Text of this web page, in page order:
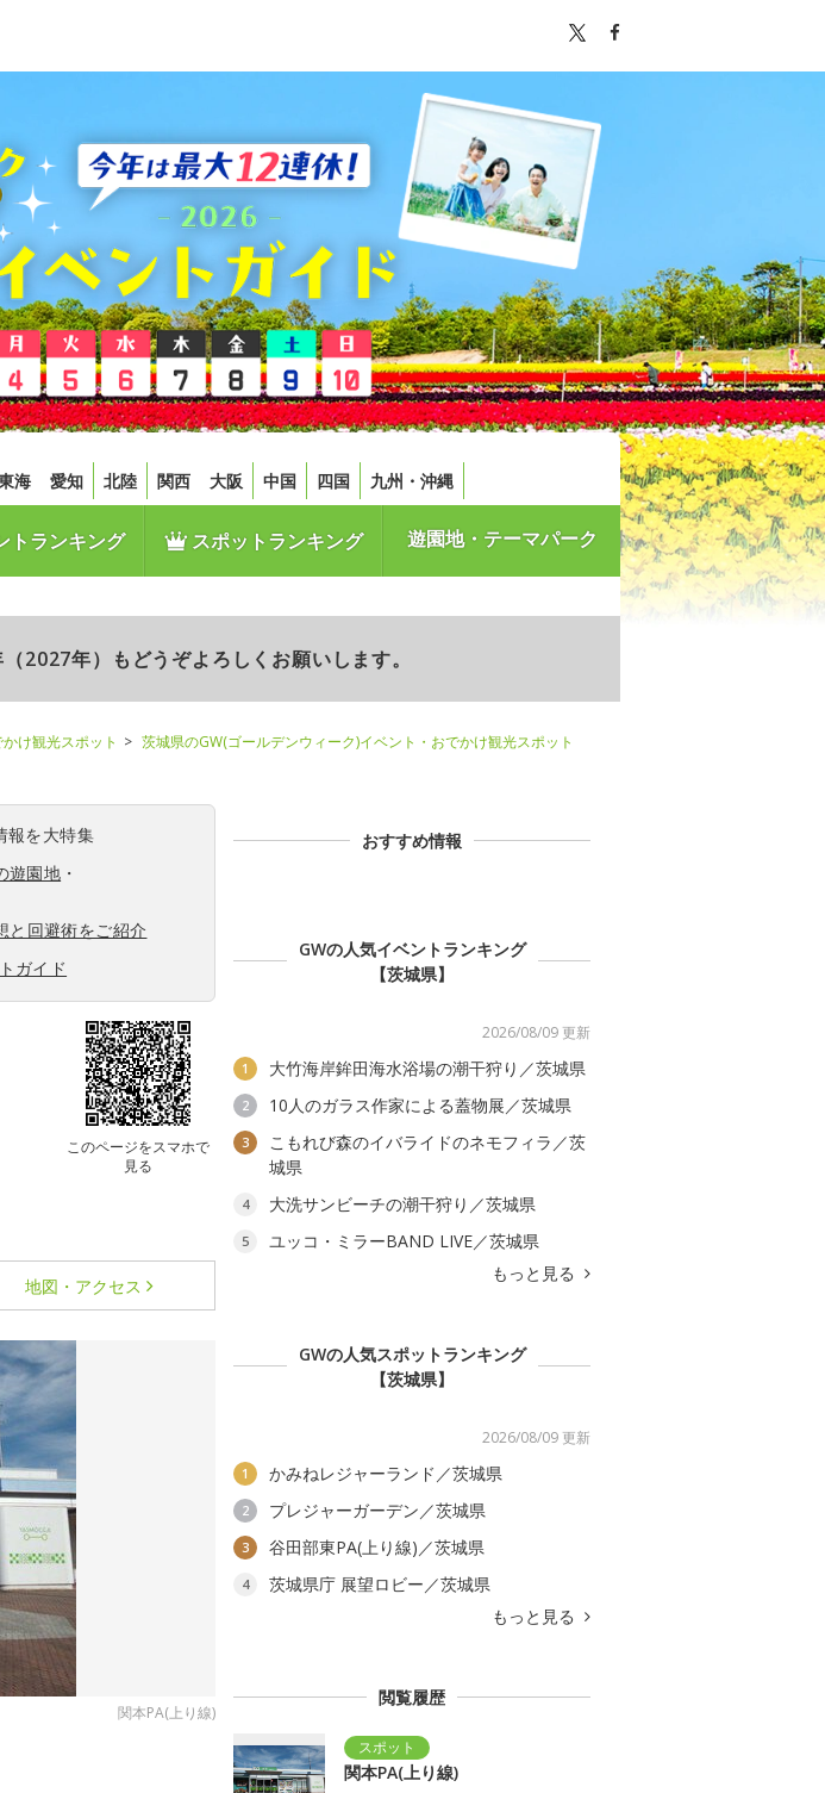
海 愛知 北陸 関西 大阪 中国 四国 九州・沖縄
トランキング スポットランキング 遊園地・テーマパーク
2027年）もどうぞよろしくお願いします。
け観光スポット
茨城県のGW(ゴールデンウィーク)イベント・おでかけ観光スポット
報を大特集
遊園地 ・
と回避術をご紹介
ガイド
このページをスマホで
見る
地図・アクセス
関本PA(上り線)
おすすめ情報
GWの人気イベントランキング
【茨城県】
2026/08/09 更新
1 大竹海岸鉾田海水浴場の潮干狩り／茨城県
2 10人のガラス作家による蓋物展／茨城県
3
こもれび森のイバライドのネモフィラ／茨
城県
4 大洗サンビーチの潮干狩り／茨城県
5
ユッコ・ミラーBAND LIVE／茨城県
もっと見る
GWの人気スポットランキング
【茨城県】
2026/08/09 更新
1 かみねレジャーランド／茨城県
2 プレジャーガーデン／茨城県
3 谷田部東PA(上り線)／茨城県
4
茨城県庁 展望ロビー／茨城県
もっと見る
閲覧履歴
関本PA(上り線)